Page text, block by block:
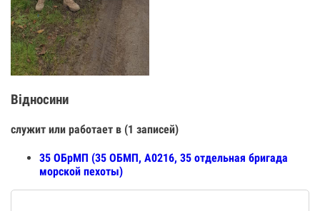
Відносини
служит или работает в (1 записей)
35 ОБрМП (35 ОБМП, А0216, 35 отдельная бригада
морской пехоты)